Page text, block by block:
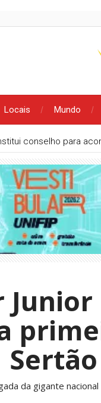
Locais Mundo
conselho para
da gigante